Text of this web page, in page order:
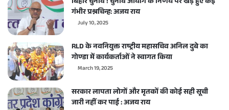
गंभीर प्रश्नचिन्ह: अजय राय
July 10, 2025
RLD के नवनियुक्त राष्ट्रीय महासचिव अनिल दुबे का
गोण्डा में कार्यकर्ताओं ने स्वागत किया
March 19, 2025
सरकार लापता लोगों और मृतकों की कोई सही सूची
जारी नहीं कर पाई : अजय राय